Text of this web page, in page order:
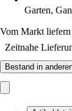
Garten,
Vom Markt liefern
Zeitnahe
Bestand in